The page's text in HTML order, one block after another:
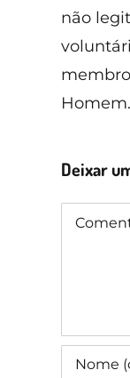
não
Homem.
Deixar